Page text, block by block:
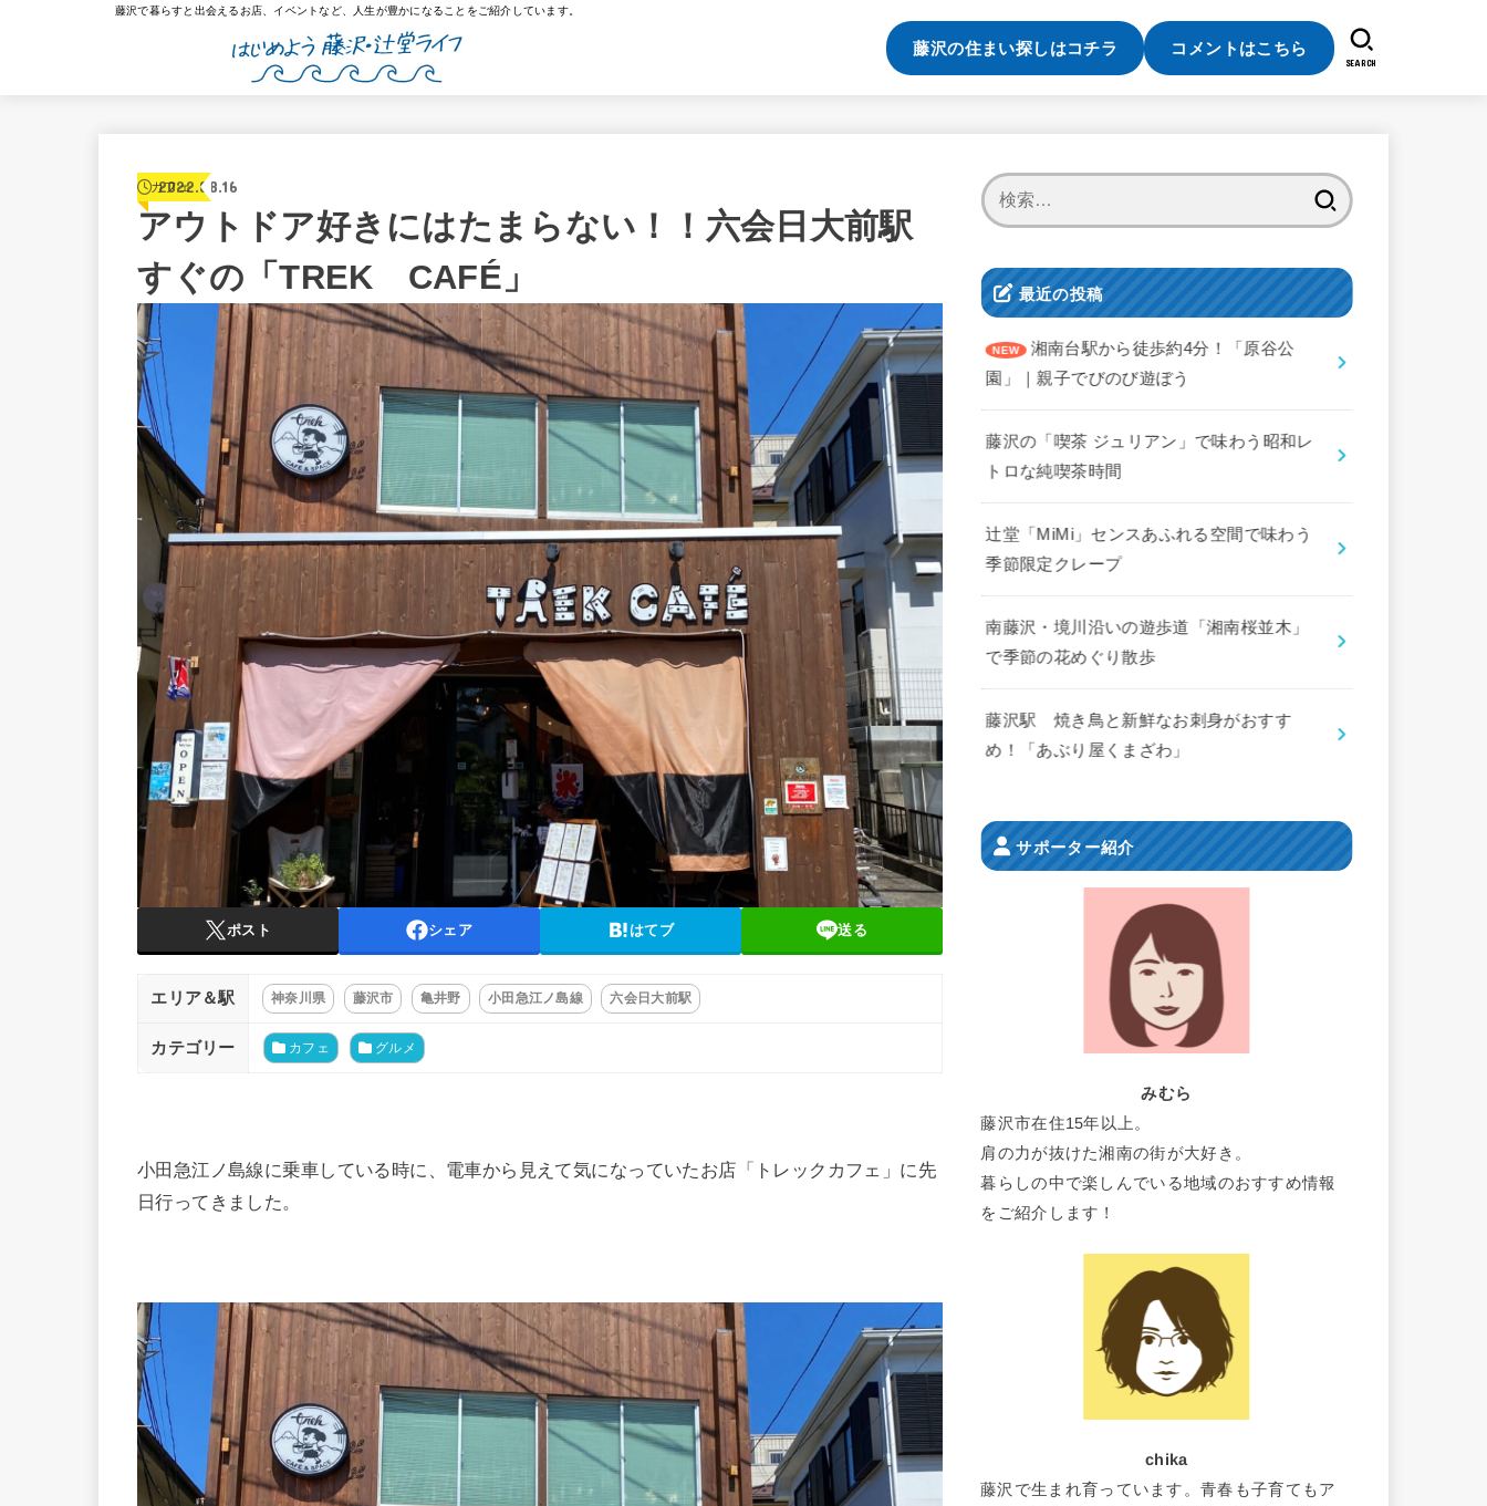
藤沢で暮らすと出会えるお店、イベントなど、人生が豊かになることをご紹介しています。
藤沢の住まい探しはコチラ コメントはこちら
SEARCH
カフェ
2022.08.16
アウトドア好きにはたまらない！！六会日大前駅
すぐの「TREK CAFÉ」
ポスト シェア はてブ 送る
エリア＆駅 神奈川県 藤沢市 亀井野 小田急江ノ島線 六会日大前駅
カテゴリー カフェ グルメ
小田急江ノ島線に乗車している時に、電車から見えて気になっていたお店「トレックカフェ」に先
日行ってきました。
最近の投稿
湘南台駅から徒歩約4分！「原谷公
園」｜親子でびのび遊ぼう
藤沢の「喫茶 ジュリアン」で味わう昭和レ
トロな純喫茶時間
辻堂「MiMi」センスあふれる空間で味わう
季節限定クレープ
南藤沢・境川沿いの遊歩道「湘南桜並木」
で季節の花めぐり散歩
藤沢駅 焼き鳥と新鮮なお刺身がおすす
め！「あぶり屋くまざわ」
サポーター紹介
みむら
藤沢市在住15年以上。
肩の力が抜けた湘南の街が大好き。
暮らしの中で楽しんでいる地域のおすすめ情報
をご紹介します！
chika
藤沢で生まれ育っています。青春も子育てもア